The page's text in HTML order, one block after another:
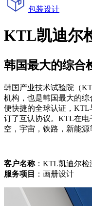
包装设计
KTL凯迪尔
韩国最大的综合
韩国产业技术试验院（
机构，也是韩国最大的
便快捷的全球认证，KTL
订了互认协议。KTL在电
空，宇宙，铁路，新能源
客户名称：KTL凯迪尔检
服务项目
：画册设计